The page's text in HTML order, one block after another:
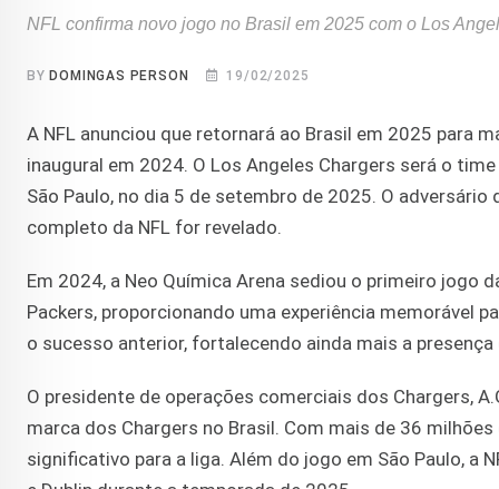
NFL confirma novo jogo no Brasil em 2025 com o Los
BY DOMINGAS PERSON 19/02/2025
A NFL anunciou que retornará ao Brasil em 2025 para
inaugural em 2024. O Los Angeles Chargers será o
São Paulo, no dia 5 de setembro de 2025. O
completo da NFL for revelado.
Em 2024, a Neo Química Arena sediou o primeiro jogo
Packers, proporcionando uma experiência memorável
o sucesso anterior, fortalecendo ainda mais a presença
O presidente de operações comerciais dos Chargers,
marca dos Chargers no Brasil. Com mais de 36
significativo para a liga. Além do jogo em São Paulo, a